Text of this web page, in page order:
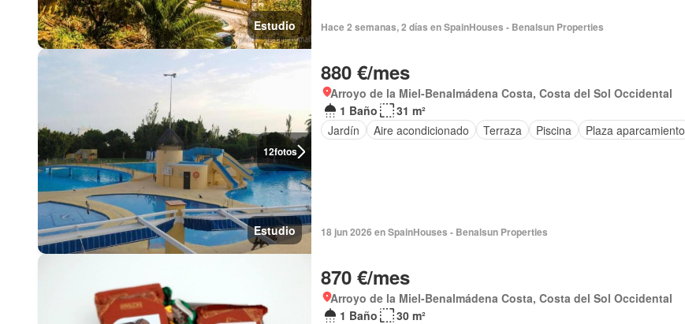
Estudio Hace 2 semanas, 2 días en SpainHouses - Benalsun Properties
12fotos
Estudio
880 €/mes
Arroyo de la Miel-Benalmádena Costa, Costa del Sol Occidental
1 Baño
31 m²
Jardín
Aire acondicionado Terraza Piscina Plaza aparcamiento
18 jun 2026 en SpainHouses - Benalsun Properties
870 €/mes
Arroyo de la Miel-Benalmádena Costa, Costa del Sol Occidental
1 Baño
30 m²